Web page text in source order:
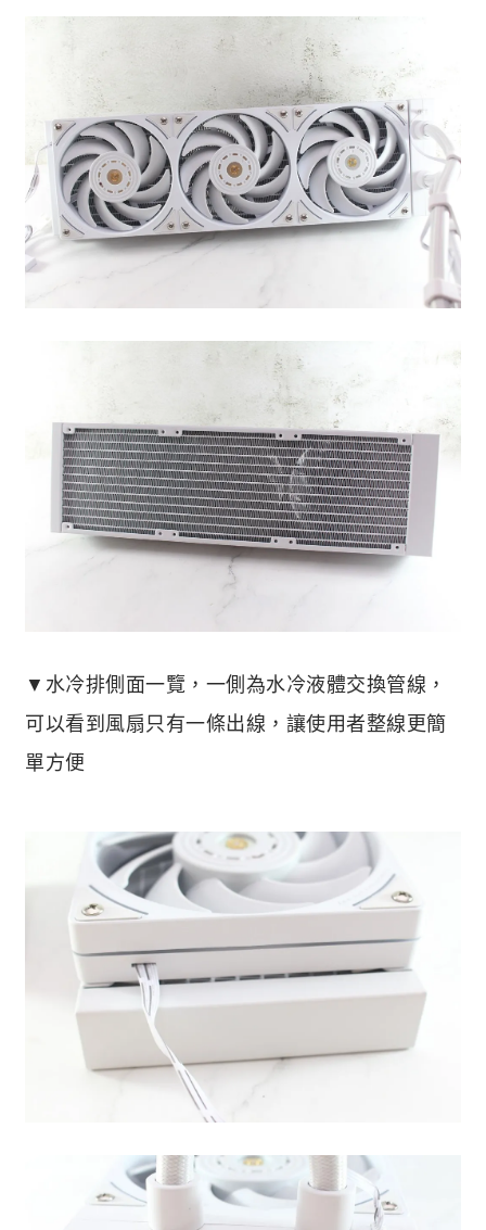
▼水冷排側面一覽，一側為水冷液體交換管線，
可以看到風扇只有一條出線，讓使用者整線更簡
單方便